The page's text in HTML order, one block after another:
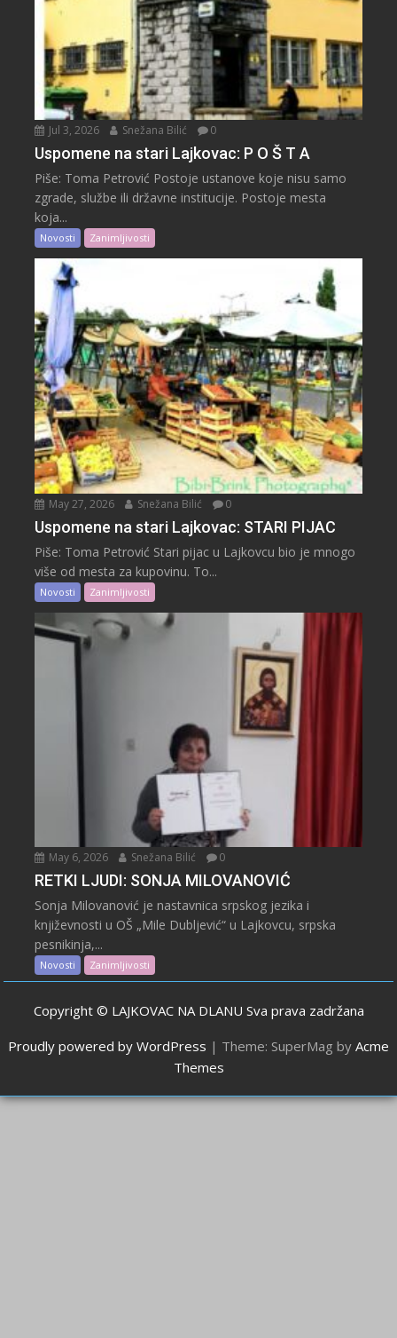
Jul 3, 2026 Snežana Bilić 0
Uspomene na stari Lajkovac: P O Š T A
Piše: Toma Petrović Postoje ustanove koje nisu samo
zgrade, službe ili državne institucije. Postoje mesta
koja...
Novosti Zanimljivosti
May 27, 2026 Snežana Bilić 0
Uspomene na stari Lajkovac: STARI PIJAC
Piše: Toma Petrović Stari pijac u Lajkovcu bio je mnogo
više od mesta za kupovinu. To...
Novosti Zanimljivosti
May 6, 2026 Snežana Bilić 0
RETKI LJUDI: SONJA MILOVANOVIĆ
Sonja Milovanović je nastavnica srpskog jezika i
književnosti u OŠ „Mile Dubljević“ u Lajkovcu, srpska
pesnikinja,...
Novosti Zanimljivosti
Copyright © LAJKOVAC NA DLANU Sva prava zadržana
Proudly powered by WordPress | Theme: SuperMag by Acme
Themes